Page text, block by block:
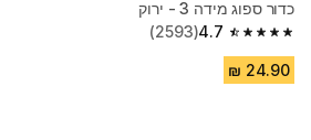
כדור ספוג מידה 3 - ירוק
4.7
4.7 out of 5 stars from 2593 reviews
(2593)